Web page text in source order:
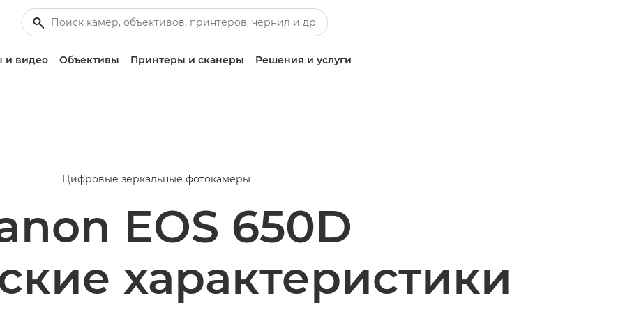
и видео Объективы Принтеры и сканеры Решения и услуги
Цифровые зеркальные фотокамеры
EOS 650D
характеристики